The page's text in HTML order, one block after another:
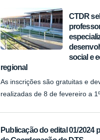
CTDR
social e
regional
As inscrições são gratuitas e
realizadas de 8 de fevereiro a
Publicação do edital 01/2024